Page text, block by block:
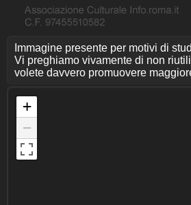
Immagine presente per motivi di
Vi preghiamo vivamente di non
volete davvero promuovere
+
−